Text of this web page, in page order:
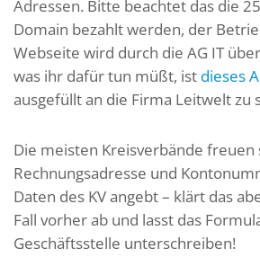
Adressen. Bitte beachtet das die
Domain bezahlt werden, der
Webseite wird durch die AG IT
was ihr dafür tun müßt, ist dieses
ausgefüllt an die Firma Leitwelt zu
Die meisten Kreisverbände freuen
Rechnungsadresse und
Daten des KV angebt – klärt das
Fall vorher ab und lasst das
Geschäftsstelle unterschreiben!